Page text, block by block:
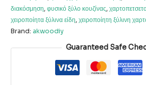
διακόσμηση,φυσικό ξύλο κουζίνας,
χειροποίητα ξύλινα είδη,χειροποίητη ξύλινη
Brand: akwoodiy
Guaranteed Safe